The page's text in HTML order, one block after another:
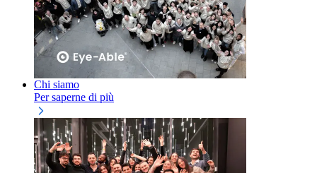
Chi siamo
Per saperne di più